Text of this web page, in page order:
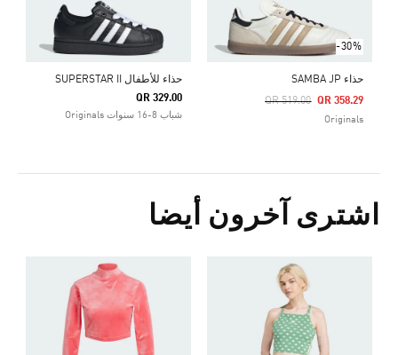
-30%
حذاء SAMBA JP
Price Reduced From
QR 519.00
To QR 358.29
Originals
حذاء للأطفال SUPERSTAR II
QR 329.00
شباب 8-16 سنوات Originals
اشترى آخرون أيضا
Price Reduced From
To